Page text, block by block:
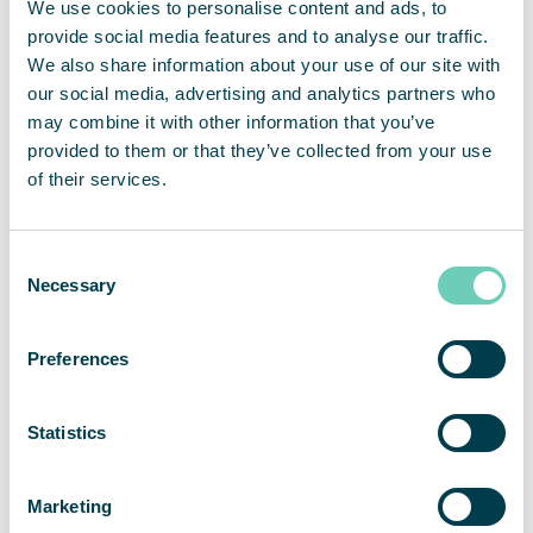
We use cookies to personalise content and ads, to
provide social media features and to analyse our traffic.
We also share information about your use of our site with
our social media, advertising and analytics partners who
may combine it with other information that you’ve
provided to them or that they’ve collected from your use
of their services.
Selection
Necessary
Preferences
Statistics
Marketing
bâtiment. Si vous pensez que la qualité de l’air
affecte négativement votre entreprise ou les
personnes qui s’y trouvent, pensez à effectuer une
mesure de la qualité de l’air afin de déterminer s’il
est nécessaire de purifier l’air et d’adapter nos
différentes solutions.
Une ventilation homologuée est la base d’un air
complément lorsqu’il y a un besoin accru
environnements intérieurs filtrent les particules et
les gaz dans la pièce et renvoient ensuite l’air
purificateurs d’air filtrent l’air déjà présent dans la